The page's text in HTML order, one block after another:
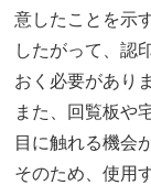
意したことを示
したがって、認
おく必要があり
また、回覧板や
目に触れる機会
そのため、使用